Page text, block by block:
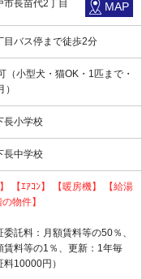
市長苗代2丁目 MAP
目バス停まで徒歩2分
（小型犬・猫OK・1匹まで・
長小学校
長中学校
【ｴｱｺﾝ】 【暖房機】
【給湯
の物件】
託料：月額賃料等の50％、
賃料等の1％、更新：1年毎
料10000円）